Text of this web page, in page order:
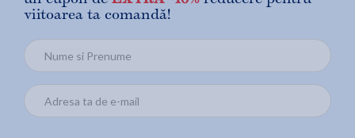
viitoarea ta comandă!